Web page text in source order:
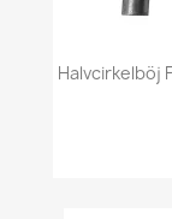
Halvcirkelböj